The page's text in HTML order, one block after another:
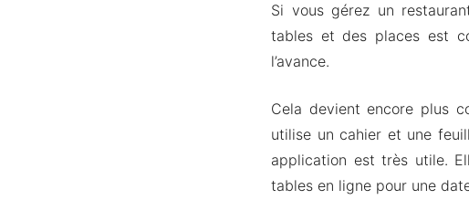
Si vous gérez un
tables et des places est
l’avance.
Cela devient encore plus
utilise un cahier et une
application est très utile.
tables en ligne pour une